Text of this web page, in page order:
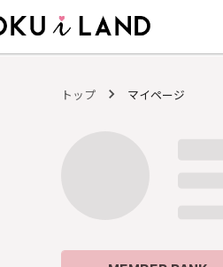
トップ マイページ